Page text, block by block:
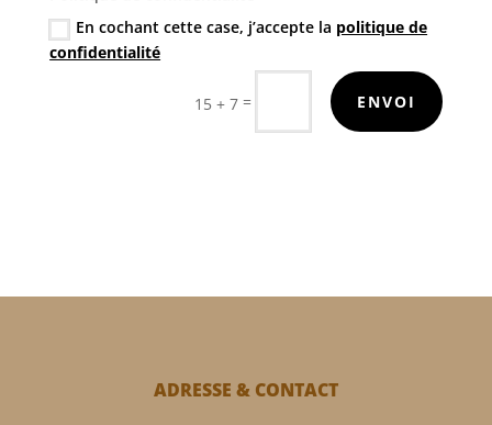
En cochant cette case, j’accepte la politique de
confidentialité
15 + 7 = ENVOI
ADRESSE & CONTACT